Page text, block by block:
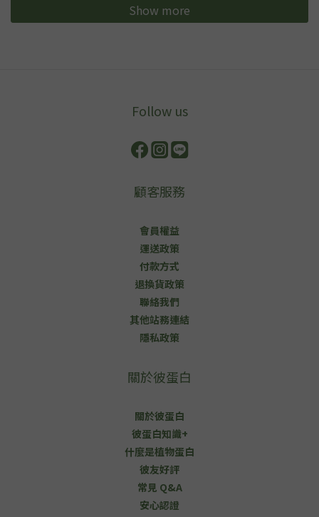
Show more
Follow us
顧客服務
會員權益
運送政策
付款方式
退換貨政策
聯絡我們
其他站務連結
隱私政策
關於彼蛋白
關於彼蛋白
彼蛋白知識+
什麼是植物蛋白
彼友好評
常見 Q&A
安心認證